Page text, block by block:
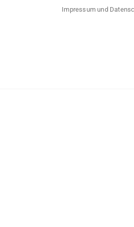
Impressum und